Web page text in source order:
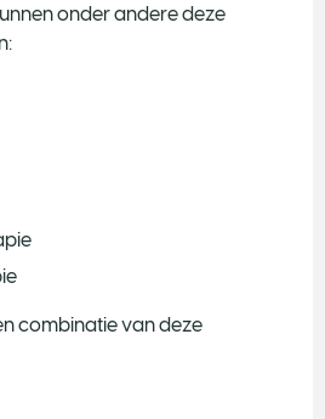
onder andere deze
combinatie van deze